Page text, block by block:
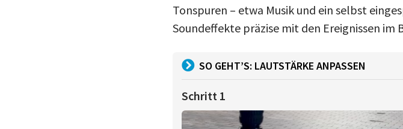
Tonspuren – etwa Musik und ein selbst
Soundeffekte präzise mit den Ereignissen im
SO GEHT’S: LAUTSTÄRKE ANPASSEN
Schritt 1